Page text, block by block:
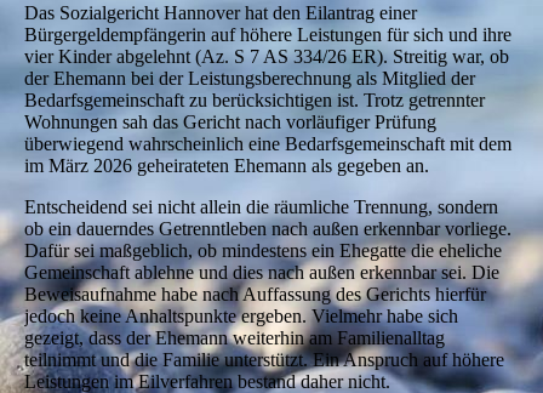
Das Sozialgericht Hannover hat den Eilantrag einer
Bürgergeldempfängerin auf höhere Leistungen für sich und ihre
vier Kinder abgelehnt (Az. S 7 AS 334/26 ER). Streitig war, ob
der Ehemann bei der Leistungsberechnung als Mitglied der
Bedarfsgemeinschaft zu berücksichtigen ist. Trotz getrennter
Wohnungen sah das Gericht nach vorläufiger Prüfung
überwiegend wahrscheinlich eine Bedarfsgemeinschaft mit dem
im März 2026 geheirateten Ehemann als gegeben an.
Entscheidend sei nicht allein die räumliche Trennung, sondern
ob ein dauerndes Getrenntleben nach außen erkennbar vorliege.
Dafür sei maßgeblich, ob mindestens ein Ehegatte die eheliche
Gemeinschaft ablehne und dies nach außen erkennbar sei. Die
Beweisaufnahme habe nach Auffassung des Gerichts hierfür
jedoch keine Anhaltspunkte ergeben. Vielmehr habe sich
gezeigt, dass der Ehemann weiterhin am Familienalltag
teilnimmt und die Familie unterstützt. Ein Anspruch auf höhere
Leistungen im Eilverfahren bestand daher nicht.